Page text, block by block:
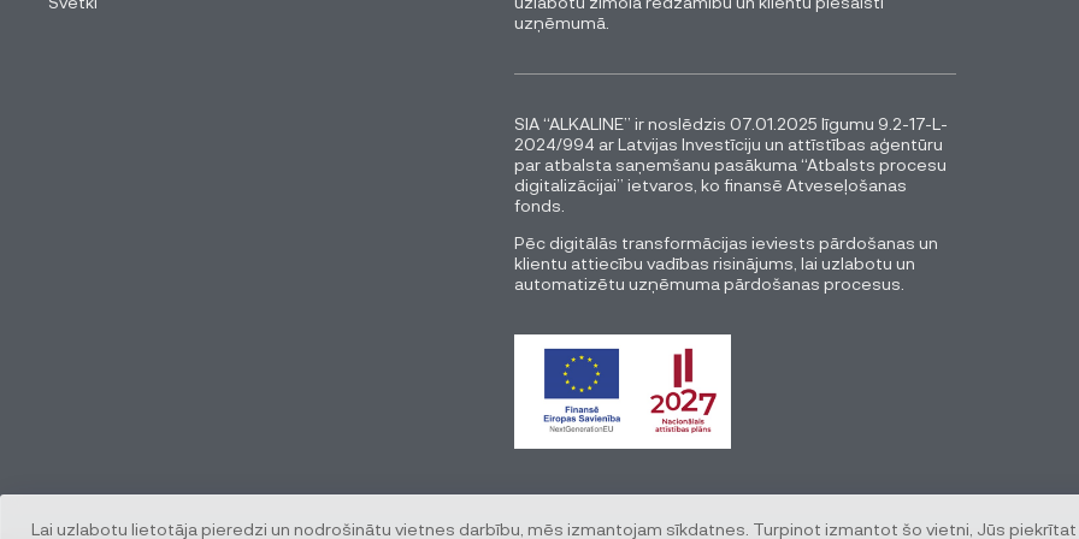
Lai uzlabotu lietotāja pieredzi un nodrošinātu vietnes darbību, mēs izmantojam sīkdatnes. Turpinot izmantot šo vietni, Jūs
uzņēmumā.
SIA “ALKALINE” ir noslēdzis 07.01.2025 līgumu 9.2-17-L-
2024/994 ar Latvijas Investīciju un attīstības aģentūru
par atbalsta saņemšanu pasākuma “Atbalsts procesu
digitalizācijai” ietvaros, ko finansē Atveseļošanas
fonds.
Pēc digitālās transformācijas ieviests pārdošanas un
klientu attiecību vadības risinājums, lai uzlabotu un
automatizētu uzņēmuma pārdošanas procesus.